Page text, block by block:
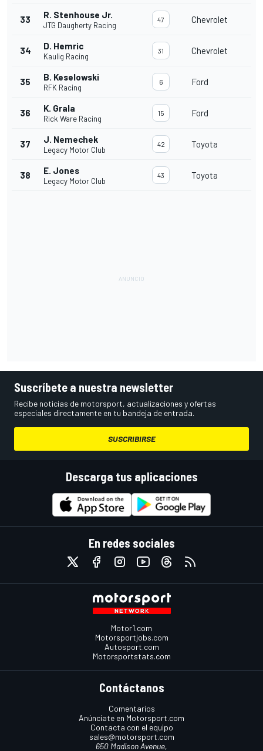
33 R. Stenhouse Jr.
JTG Daugherty Racing
47 Chevrolet
34 D. Hemric
Kaulig Racing
31 Chevrolet
35 B. Keselowski
RFK Racing
6 Ford
36 K. Grala
Rick Ware Racing
15 Ford
37 J. Nemechek
Legacy Motor Club
42 Toyota
38 E. Jones
Legacy Motor Club
43 Toyota
Suscríbete a nuestra newsletter
Recibe noticias de motorsport, actualizaciones y ofertas
especiales directamente en tu bandeja de entrada.
SUSCRIBIRSE
Descarga tus aplicaciones
En redes sociales
Motor1.com
Motorsportjobs.com
Autosport.com
Motorsportstats.com
Contáctanos
Comentarios
Anúnciate en Motorsport.com
Contacta con el equipo
sales@motorsport.com
650 Madison Avenue,